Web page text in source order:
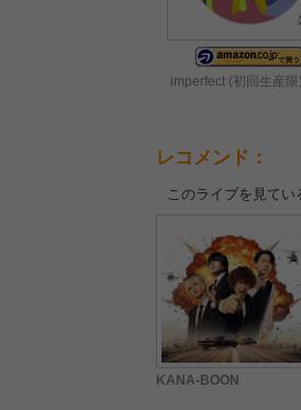
imperfect (初回生産限
レコメンド：
このライブを見てい
KANA-BOON